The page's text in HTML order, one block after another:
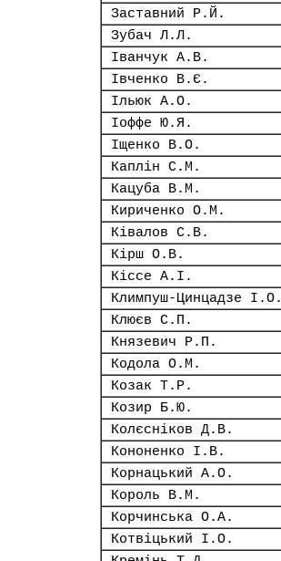
Заставний Р.Й.
Зубач Л.Л.
Іванчук А.В.
Івченко В.Є.
Ільюк А.О.
Іоффе Ю.Я.
Іщенко В.О.
Каплін С.М.
Кацуба В.М.
Кириченко О.М.
Ківалов С.В.
Кірш О.В.
Кіссе А.І.
Климпуш-Цинцадзе І.О.
Клюєв С.П.
Князевич Р.П.
Кодола О.М.
Козак Т.Р.
Козир Б.Ю.
Колєсніков Д.В.
Кононенко І.В.
Корнацький А.О.
Король В.М.
Корчинська О.А.
Котвіцький І.О.